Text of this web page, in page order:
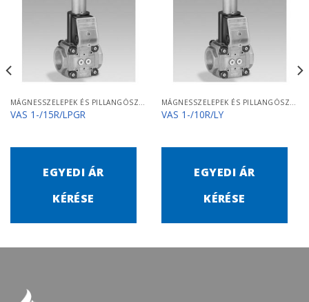
MÁGNESSZELEPEK ÉS PILLANGÓSZELEPEK
VAS 1-/15R/LPGR
EGYEDI ÁR
KÉRÉSE
MÁGNESSZELEPEK ÉS PILLANGÓSZELEPEK
VAS 1-/10R/LY
EGYEDI ÁR
KÉRÉSE